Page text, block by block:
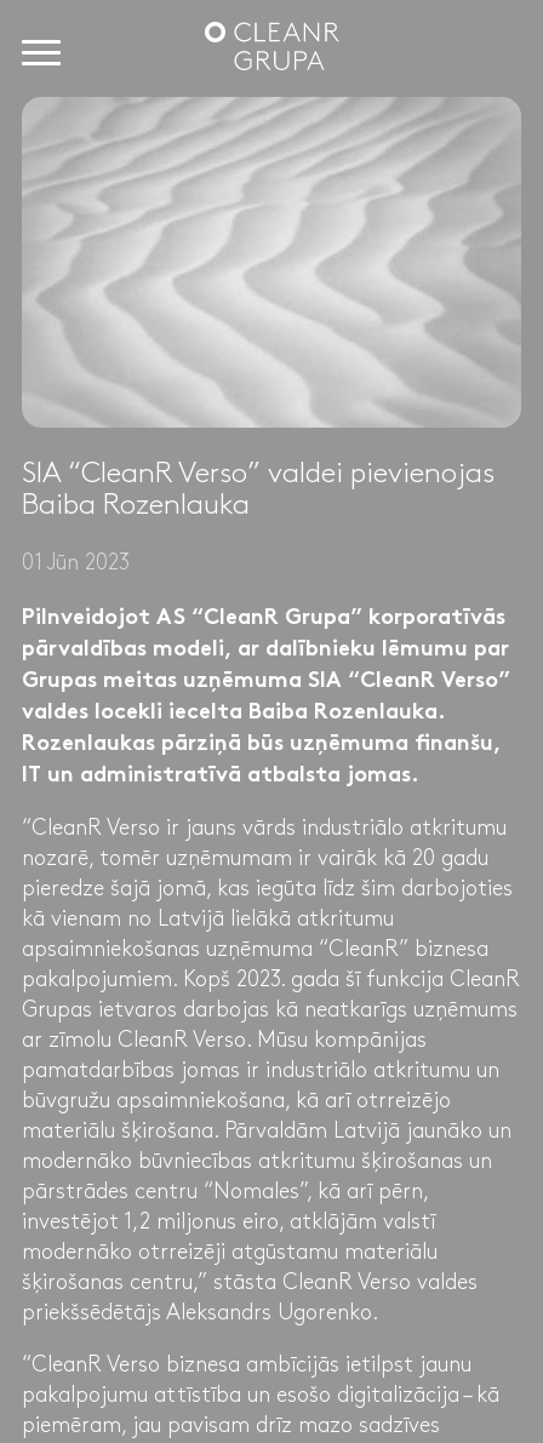
SIA “CleanR Verso” valdei pievienojas
Baiba Rozenlauka
01 Jūn 2023
Pilnveidojot AS “CleanR Grupa” korporatīvās
pārvaldības modeli, ar dalībnieku lēmumu par
Grupas meitas uzņēmuma SIA “CleanR Verso”
valdes locekli iecelta Baiba Rozenlauka.
Rozenlaukas pārziņā būs uzņēmuma finanšu,
IT un administratīvā atbalsta jomas.
“CleanR Verso ir jauns vārds industriālo atkritumu
nozarē, tomēr uzņēmumam ir vairāk kā 20 gadu
pieredze šajā jomā, kas iegūta līdz šim darbojoties
kā vienam no Latvijā lielākā atkritumu
apsaimniekošanas uzņēmuma “CleanR” biznesa
pakalpojumiem. Kopš 2023. gada šī funkcija CleanR
Grupas ietvaros darbojas kā neatkarīgs uzņēmums
ar zīmolu CleanR Verso. Mūsu kompānijas
pamatdarbības jomas ir industriālo atkritumu un
būvgružu apsaimniekošana, kā arī otrreizējo
materiālu šķirošana. Pārvaldām Latvijā jaunāko un
modernāko būvniecības atkritumu šķirošanas un
pārstrādes centru “Nomales”, kā arī pērn,
investējot 1,2 miljonus eiro, atklājām valstī
modernāko otrreizēji atgūstamu materiālu
šķirošanas centru,” stāsta CleanR Verso valdes
priekšsēdētājs Aleksandrs Ugorenko.
“CleanR Verso biznesa ambīcijās ietilpst jaunu
pakalpojumu attīstība un esošo digitalizācija – kā
piemēram, jau pavisam drīz mazo sadzīves